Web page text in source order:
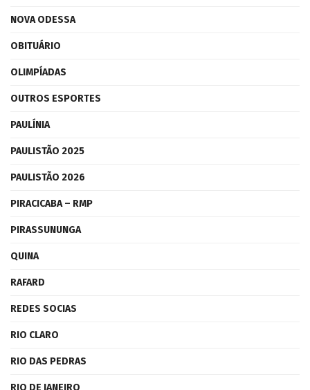
NOVA ODESSA
OBITUÁRIO
OLIMPÍADAS
OUTROS ESPORTES
PAULÍNIA
PAULISTÃO 2025
PAULISTÃO 2026
PIRACICABA – RMP
PIRASSUNUNGA
QUINA
RAFARD
REDES SOCIAS
RIO CLARO
RIO DAS PEDRAS
RIO DE JANEIRO